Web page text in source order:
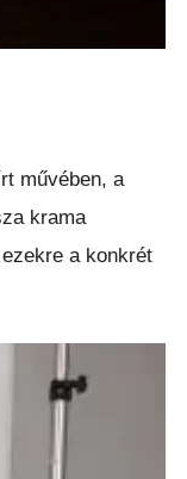
művében, a
krama
a konkrét